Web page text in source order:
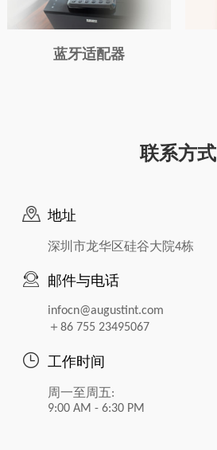
蓝牙适配器
联系方式
地址
深圳市龙华区硅谷大院4栋
邮件与电话
infocn@augustint.com
＋86 755 23495067
工作时间
周一至周五:
9:00 AM - 6:30 PM